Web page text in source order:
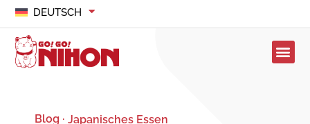
DEUTSCH
Blog · Japanisches Essen